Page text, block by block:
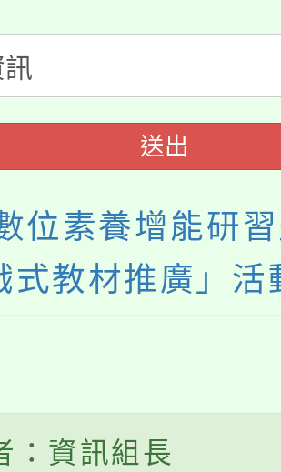
惠，詳情可洽有
增能研習
研習
生活教案入校路
送出
位素養增能研
式教材推廣」活
：資訊組長